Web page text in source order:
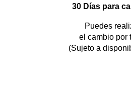
30 Días para
Puedes
el cambio por
(Sujeto a